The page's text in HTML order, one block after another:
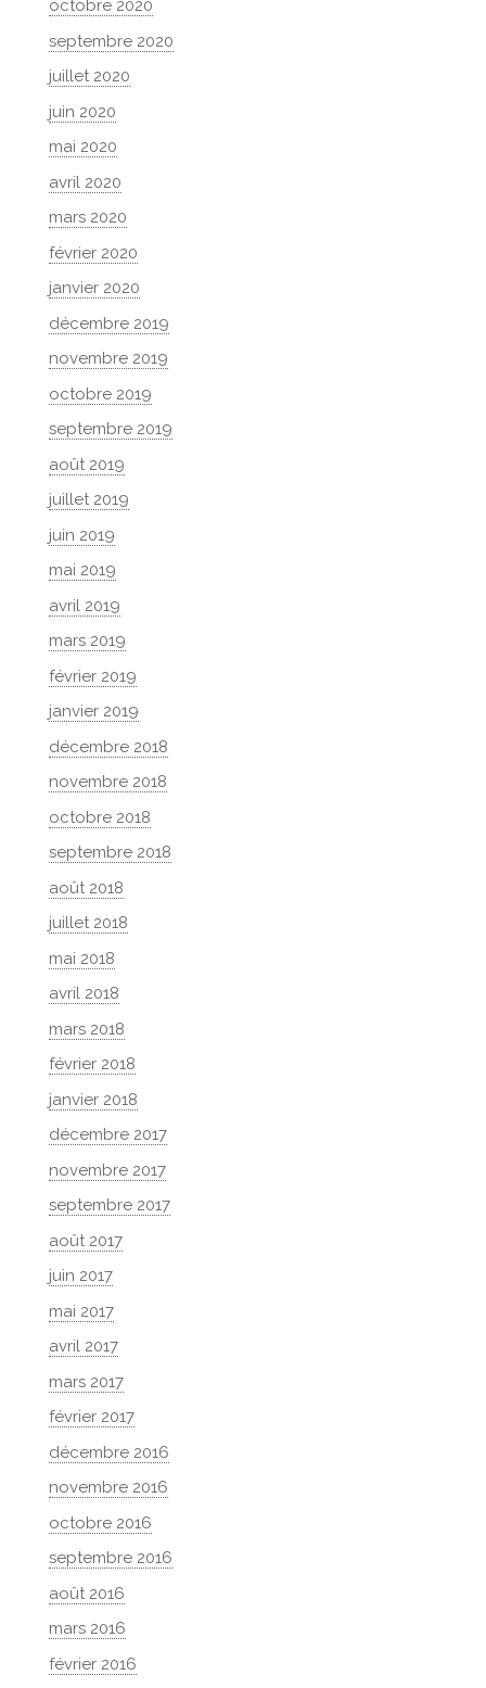
octobre 2020
septembre 2020
juillet 2020
juin 2020
mai 2020
avril 2020
mars 2020
février 2020
janvier 2020
décembre 2019
novembre 2019
octobre 2019
septembre 2019
août 2019
juillet 2019
juin 2019
mai 2019
avril 2019
mars 2019
février 2019
janvier 2019
décembre 2018
novembre 2018
octobre 2018
septembre 2018
août 2018
juillet 2018
mai 2018
avril 2018
mars 2018
février 2018
janvier 2018
décembre 2017
novembre 2017
septembre 2017
août 2017
juin 2017
mai 2017
avril 2017
mars 2017
février 2017
décembre 2016
novembre 2016
octobre 2016
septembre 2016
août 2016
mars 2016
février 2016